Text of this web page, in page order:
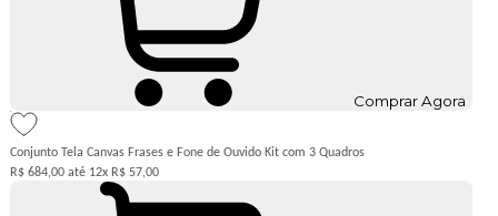
Comprar Agora
Conjunto Tela Canvas Frases e Fone de Ouvido Kit com 3 Quadros
R$ 684,00
12x R$ 57,00